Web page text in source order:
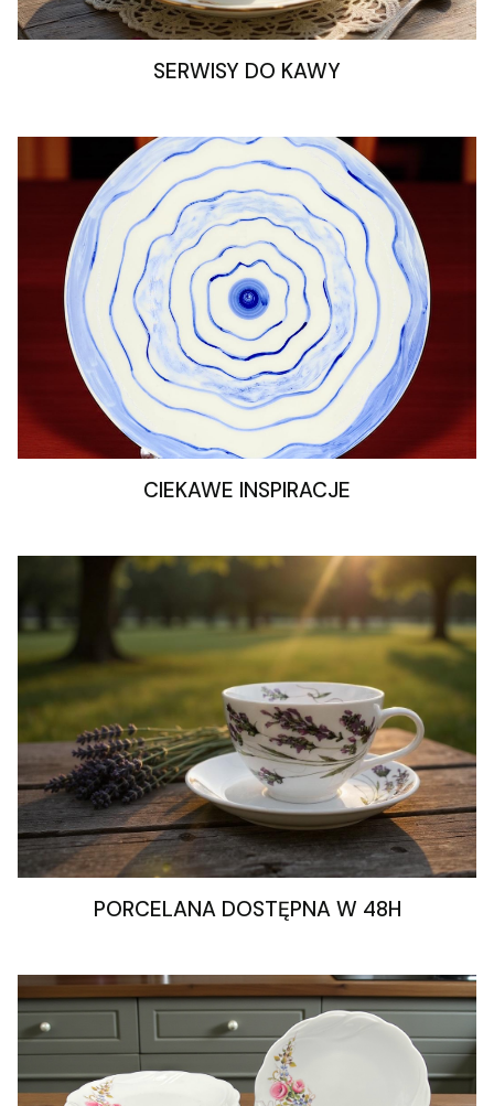
SERWISY DO KAWY
CIEKAWE INSPIRACJE
PORCELANA DOSTĘPNA W 48H